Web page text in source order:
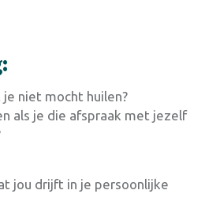
niet mocht huilen?
als je die afspraak met jezelf
jou drijft in je persoonlijke